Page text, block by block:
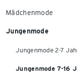
Mädchenmode
Jungenmode
Jungenmode 2-7
Jungenmode 7-16